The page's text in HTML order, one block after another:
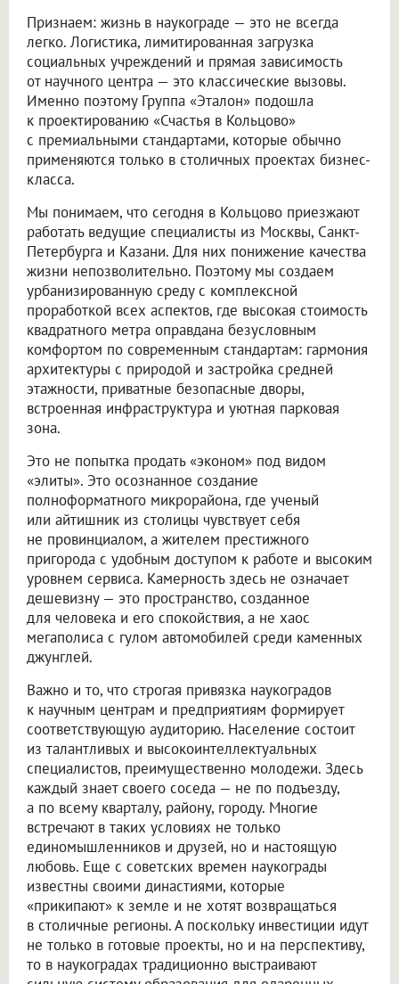
Признаем: жизнь в наукограде — это не всегда
легко. Логистика, лимитированная загрузка
социальных учреждений и прямая зависимость
от научного центра — это классические вызовы.
Именно поэтому Группа «Эталон» подошла
к проектированию «Счастья в Кольцово»
с премиальными стандартами, которые обычно
применяются только в столичных проектах бизнес-
класса.
Мы понимаем, что сегодня в Кольцово приезжают
работать ведущие специалисты из Москвы, Санкт-
Петербурга и Казани. Для них понижение качества
жизни непозволительно. Поэтому мы создаем
урбанизированную среду с комплексной
проработкой всех аспектов, где высокая стоимость
квадратного метра оправдана безусловным
комфортом по современным стандартам: гармония
архитектуры с природой и застройка средней
этажности, приватные безопасные дворы,
встроенная инфраструктура и уютная парковая
зона.
Это не попытка продать «эконом» под видом
«элиты». Это осознанное создание
полноформатного микрорайона, где ученый
или айтишник из столицы чувствует себя
не провинциалом, а жителем престижного
пригорода с удобным доступом к работе и высоким
уровнем сервиса. Камерность здесь не означает
дешевизну — это пространство, созданное
для человека и его спокойствия, а не хаос
мегаполиса с гулом автомобилей среди каменных
джунглей.
Важно и то, что строгая привязка наукоградов
к научным центрам и предприятиям формирует
соответствующую аудиторию. Население состоит
из талантливых и высокоинтеллектуальных
специалистов, преимущественно молодежи. Здесь
каждый знает своего соседа — не по подъезду,
а по всему кварталу, району, городу. Многие
встречают в таких условиях не только
единомышленников и друзей, но и настоящую
любовь. Еще с советских времен наукограды
известны своими династиями, которые
«прикипают» к земле и не хотят возвращаться
в столичные регионы. А поскольку инвестиции идут
не только в готовые проекты, но и на перспективу,
то в наукоградах традиционно выстраивают